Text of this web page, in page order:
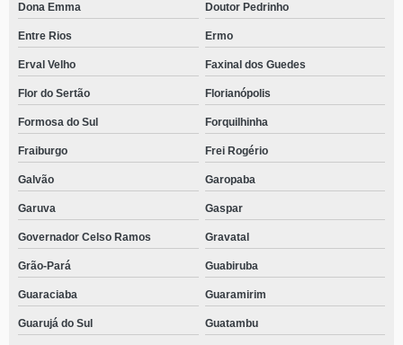
Dona Emma Doutor Pedrinho
Entre Rios Ermo
Erval Velho Faxinal dos Guedes
Flor do Sertão Florianópolis
Formosa do Sul Forquilhinha
Fraiburgo Frei Rogério
Galvão Garopaba
Garuva Gaspar
Governador Celso Ramos Gravatal
Grão-Pará Guabiruba
Guaraciaba Guaramirim
Guarujá do Sul Guatambu